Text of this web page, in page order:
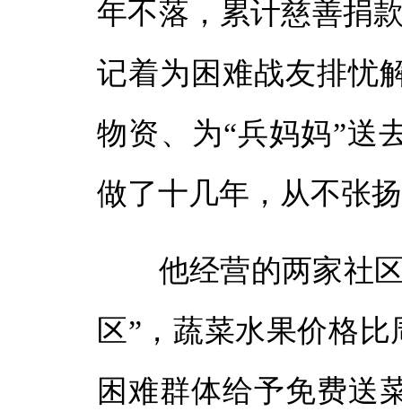
年不落，累计慈善捐
记着为困难战友排忧
物资、为“兵妈妈”送
做了十几年，从不张
他经营的两家社区
区”，蔬菜水果价格
困难群体给予免费送